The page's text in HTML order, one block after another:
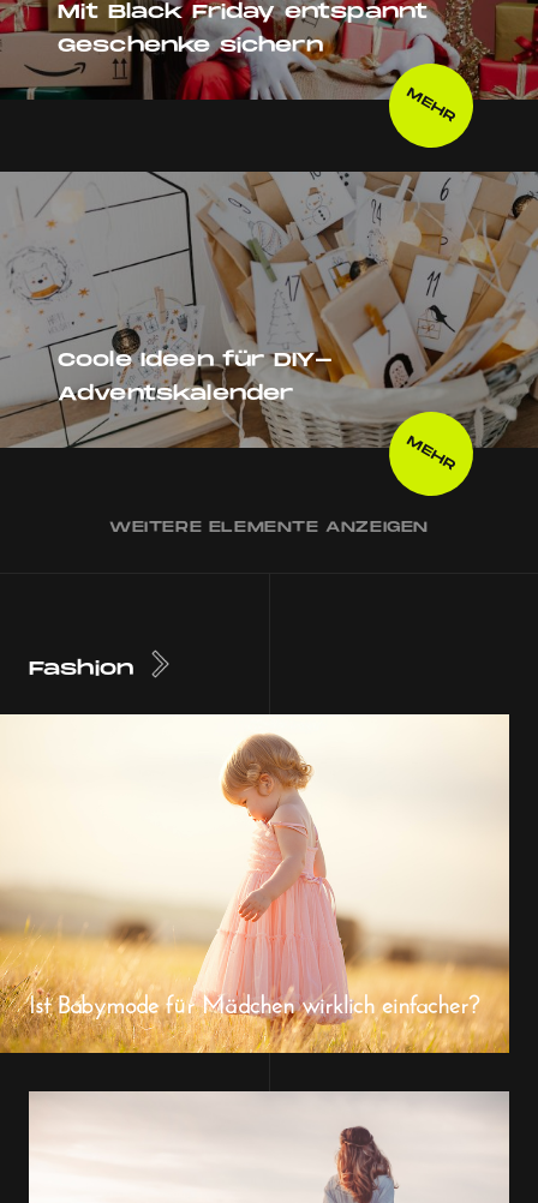
Mit Black Friday entspannt
Geschenke sichern
MEHR
Coole Ideen für DIY-
Adventskalender
MEHR
WEITERE ELEMENTE ANZEIGEN
Fashion
Ist Babymode für Mädchen wirklich einfacher?